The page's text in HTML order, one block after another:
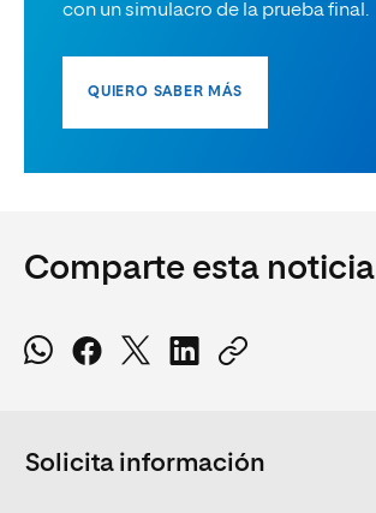
con un simulacro de la prueba final.
QUIERO SABER MÁS
Comparte esta noticia
Solicita información